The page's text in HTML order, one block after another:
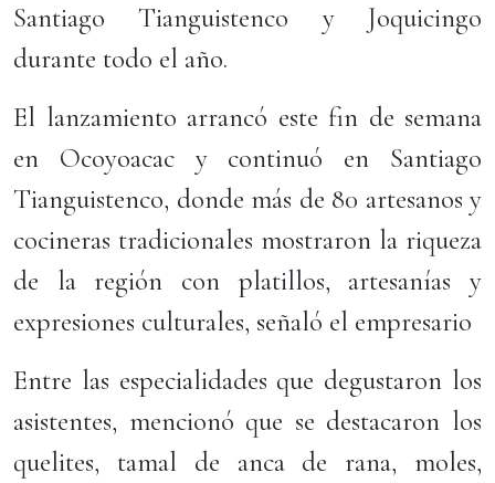
Santiago Tianguistenco y Joquicingo
durante todo el año.
El lanzamiento arrancó este fin de semana
en Ocoyoacac y continuó en Santiago
Tianguistenco, donde más de 80 artesanos y
cocineras tradicionales mostraron la riqueza
de la región con platillos, artesanías y
expresiones culturales, señaló el empresario
Entre las especialidades que degustaron los
asistentes, mencionó que se destacaron los
quelites, tamal de anca de rana, moles,